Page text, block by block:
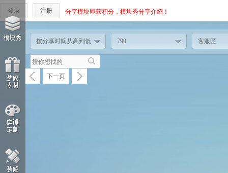
登录 注册 分享模块即获积分，模块秀分享介绍！
按分享时间从高到低 790 客服区
下一页